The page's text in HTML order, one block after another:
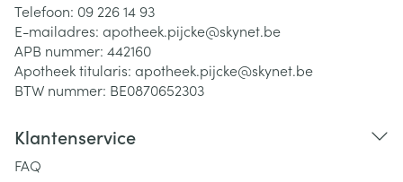
Telefoon: 09 226 14 93
E-mailadres: apotheek.pijcke@skynet.be
APB nummer: 442160
Apotheek titularis: apotheek.pijcke@skynet.be
BTW nummer: BE0870652303
Klantenservice
FAQ